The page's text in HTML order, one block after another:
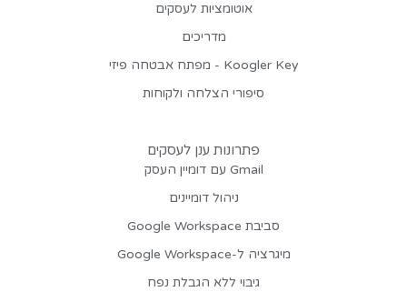
פתרונות ענן לעסקים
Gmail עם דומיין העסק
ניהול דומיינים
סביבת Google Workspace
מיגרציה ל-Google Workspace
גיבוי ללא הגבלת נפח
אוטומציות לעסקים
מדריכים
Koogler Key - מפתח אבטחה פיזי
סיפורי הצלחה ולקוחות